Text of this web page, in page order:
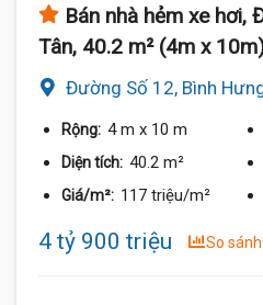
Bán nhà hẻm xe hơi,
Tân, 40.2 m² (4m x
Đường Số 12, Bình
Rộng: 4 m x 10 m
Diện tích: 40.2 m²
Giá/m²: 117 triệu/m²
4 tỷ 900 triệu So sánh